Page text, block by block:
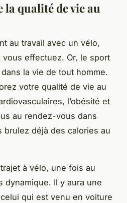
la qualité de vie au
avec un vélo,
vous effectuez. Or, le sport
la vie de tout homme.
votre qualité de vie au
l’obésité et
au rendez-vous dans
déjà des calories au
à vélo, une fois au
dynamique. Il y aura une
qui est venu en voiture